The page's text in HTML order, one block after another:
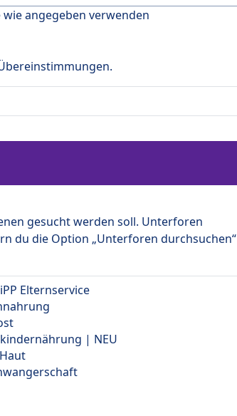
angegeben verwenden
gesucht werden soll. Unterforen
du die Option „Unterforen durchsuchen“